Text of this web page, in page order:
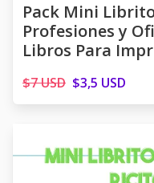
Pack Mini
Profesiones y
Libros Para
$7 USD $3,5 USD